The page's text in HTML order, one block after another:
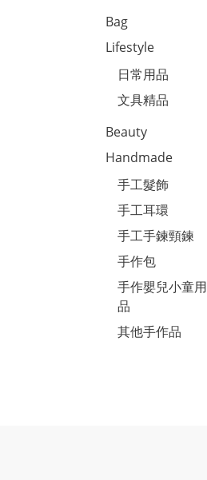
Bag
Lifestyle
日常用品
文具精品
Beauty
Handmade
手工髮飾
手工耳環
手工手鍊頸鍊
手作包
手作嬰兒小童用
品
其他手作品